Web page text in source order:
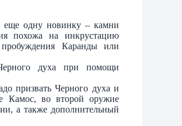
еще одну новинку – камни
похожа на инкрустацию
Каранды или
духа при помощи
призвать Черного духа и
Камос, во второй оружие
а также дополнительный